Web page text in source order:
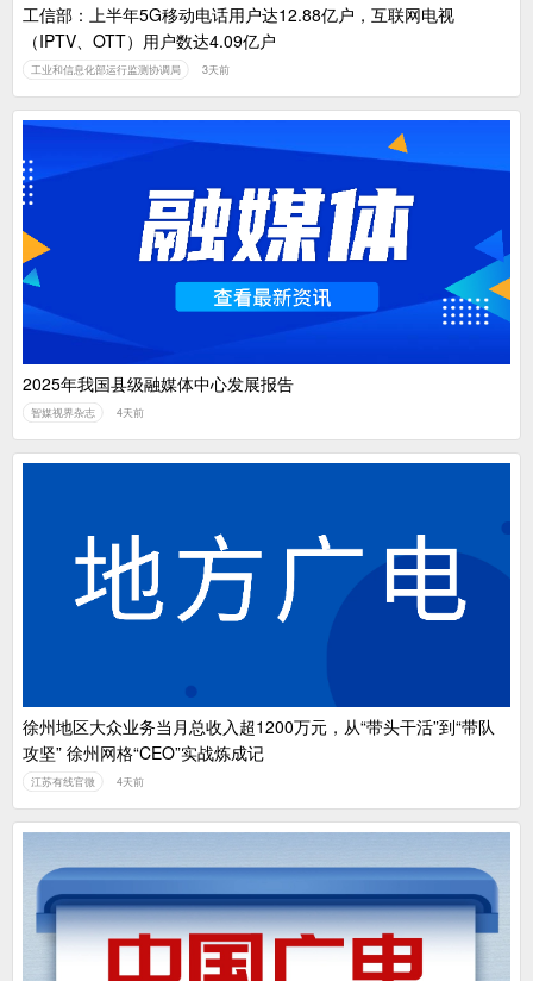
工信部：上半年5G移动电话用户达12.88亿户，互联网电视
（IPTV、OTT）用户数达4.09亿户
工业和信息化部运行监测协调局 3天前
2025年我国县级融媒体中心发展报告
智媒视界杂志 4天前
徐州地区大众业务当月总收入超1200万元，从“带头干活”到“带队
攻坚” 徐州网格“CEO”实战炼成记
江苏有线官微 4天前